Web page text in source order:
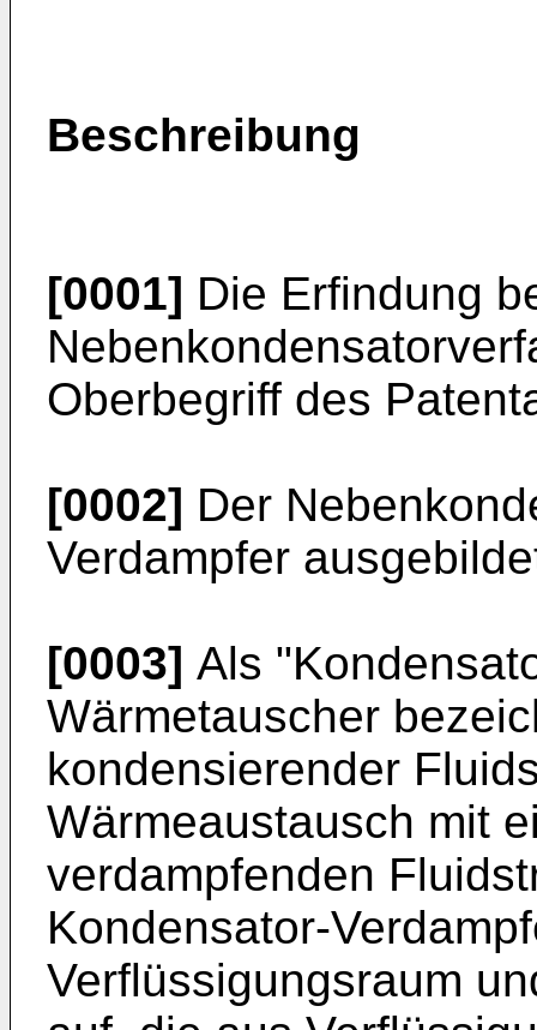
Beschreibung
[0001] Die Erfindung
Oberbegriff des
[0002] Der
Verdampfer
[0003] Als
Wärmetauscher
kondensierender
Wärmeaustausch mit
verdampfenden
Kondensator-
Verflüssigungsraum